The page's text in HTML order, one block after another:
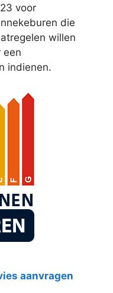
voor
die
willen
een
indienen.
aanvragen